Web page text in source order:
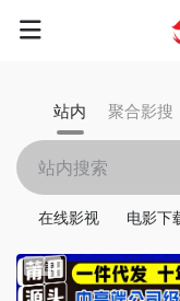
站内 聚合影搜
在线影视 电影下